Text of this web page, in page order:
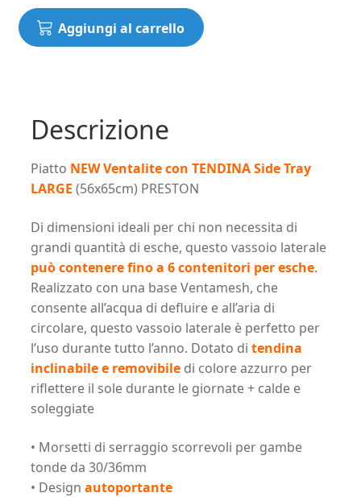
Piatto
NEW
Side
Tray
(56x65cm)
PRESTON
quantità
Aggiungi al carrello
Descrizione
Piatto NEW Ventalite con TENDINA Side Tray
LARGE (56x65cm) PRESTON
Di dimensioni ideali per chi non necessita di
grandi quantità di esche, questo vassoio laterale
può contenere fino a 6 contenitori per esche.
Realizzato con una base Ventamesh, che
consente all’acqua di defluire e all’aria di
circolare, questo vassoio laterale è perfetto per
l’uso durante tutto l’anno. Dotato di tendina
inclinabile e removibile di colore azzurro per
riflettere il sole durante le giornate + calde e
soleggiate
• Morsetti di serraggio scorrevoli per gambe
tonde da 30/36mm
• Design autoportante